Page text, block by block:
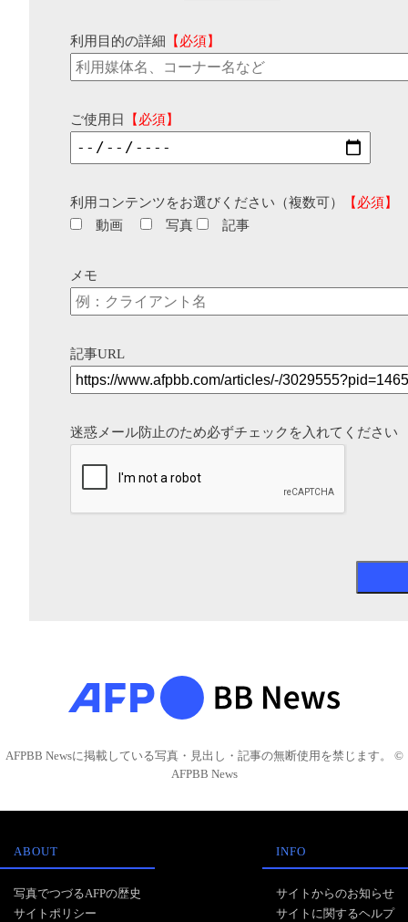
利用目的の詳細 【必須】
ご使用日 【必須】
利用コンテンツをお選びください（複数可）
【必須】
動画
写真 記事
メモ
記事URL
迷惑メール防止のため必ずチェックを入れてください
AFPBB Newsに掲載している写真・見出し・記事の無断使用を禁じます。 ©
AFPBB News
ABOUT
写真でつづるAFPの歴史
サイトポリシー
INFO
サイトからのお知らせ
サイトに関するヘルプ